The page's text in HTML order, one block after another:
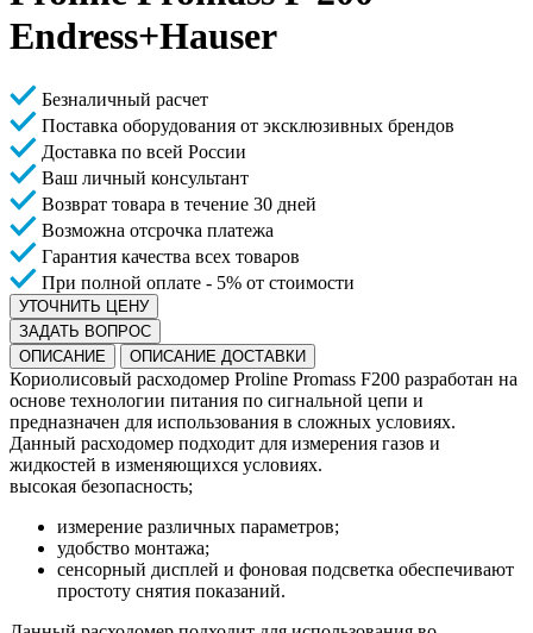
Endress+Hauser
Безналичный расчет
Поставка оборудования от эксклюзивных брендов
Доставка по всей России
Ваш личный консультант
Возврат товара в течение 30 дней
Возможна отсрочка платежа
Гарантия качества всех товаров
При полной оплате - 5% от стоимости
УТОЧНИТЬ ЦЕНУ
ЗАДАТЬ ВОПРОС
ОПИСАНИЕ
ОПИСАНИЕ ДОСТАВКИ
Кориолисовый расходомер Proline Promass F200 разработан на
основе технологии питания по сигнальной цепи и
предназначен для использования в сложных условиях.
Данный расходомер подходит для измерения газов и
жидкостей в изменяющихся условиях.
высокая безопасность;
измерение различных параметров;
удобство монтажа;
сенсорный дисплей и фоновая подсветка обеспечивают
простоту снятия показаний.